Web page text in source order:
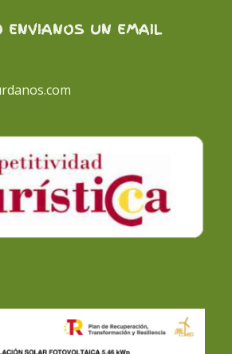
ENVIANOS UN EMAIL